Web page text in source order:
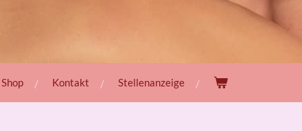
Shop Kontakt Stellenanzeige